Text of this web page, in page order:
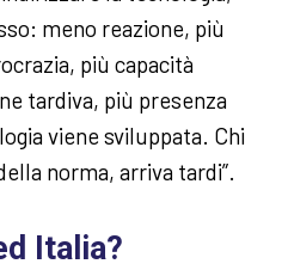
meno reazione, più
più capacità
tardiva, più presenza
viene sviluppata. Chi
norma, arriva tardi”.
Italia?